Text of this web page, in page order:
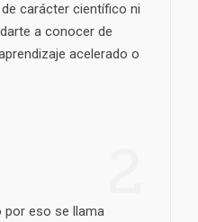
carácter científico ni
a conocer de
acelerado o
por eso se llama